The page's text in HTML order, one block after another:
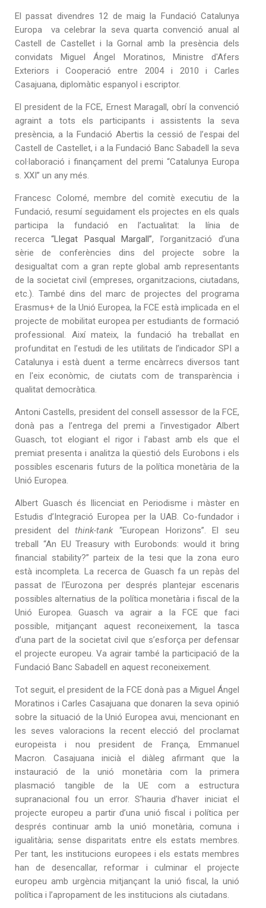
El passat divendres 12 de maig la Fundació Catalunya
Europa va celebrar la seva quarta convenció anual al
Castell de Castellet i la Gornal amb la presència dels
convidats Miguel Ángel Moratinos, Ministre d'Afers
Exteriors i Cooperació entre 2004 i 2010 i Carles
Casajuana, diplomàtic espanyol i escriptor.
El president de la FCE, Ernest Maragall, obrí la convenció
agraint a tots els participants i assistents la seva
presència, a la Fundació Abertis la cessió de l’espai del
Castell de Castellet, i a la Fundació Banc Sabadell la seva
col·laboració i finançament del premi “Catalunya Europa
s. XXI” un any més.
Francesc Colomé, membre del comitè executiu de la
Fundació, resumí seguidament els projectes en els quals
participa la fundació en l’actualitat: la línia de
recerca “Llegat Pasqual Margall”, l’organització d’una
sèrie de conferències dins del projecte sobre la
desigualtat com a gran repte global amb representants
de la societat civil (empreses, organitzacions, ciutadans,
etc.). També dins del marc de projectes del programa
Erasmus+ de la Unió Europea, la FCE està implicada en el
projecte de mobilitat europea per estudiants de formació
professional. Així mateix, la fundació ha treballat en
profunditat en l’estudi de les utilitats de l’indicador SPI a
Catalunya i està duent a terme encàrrecs diversos tant
en l'eix econòmic, de ciutats com de transparència i
qualitat democràtica.
Antoni Castells, president del consell assessor de la FCE,
donà pas a l’entrega del premi a l’investigador Albert
Guasch, tot elogiant el rigor i l’abast amb els que el
premiat presenta i analitza la qüestió dels Eurobons i els
possibles escenaris futurs de la política monetària de la
Unió Europea.
Albert Guasch és llicenciat en Periodisme i màster en
Estudis d’Integració Europea per la UAB. Co-fundador i
president delthink-tank“European Horizons”. El seu
treball “An EU Treasury with Eurobonds: would it bring
financial stability?” parteix de la tesi que la zona euro
està incompleta. La recerca de Guasch fa un repàs del
passat de l’Eurozona per després plantejar escenaris
possibles alternatius de la política monetària i fiscal de la
Unió Europea. Guasch va agrair a la FCE que faci
possible, mitjançant aquest reconeixement, la tasca
d’una part de la societat civil que s’esforça per defensar
el projecte europeu. Va agrair també la participació de la
Fundació Banc Sabadell en aquest reconeixement.
Tot seguit, el president de la FCE donà pas a Miguel Ángel
Moratinos i Carles Casajuana que donaren la seva opinió
sobre la situació de la Unió Europea avui, mencionant en
les seves valoracions la recent elecció del proclamat
europeista i nou president de França, Emmanuel
Macron. Casajuana inicià el diàleg afirmant que la
instauració de la unió monetària com la primera
plasmació tangible de la UE com a estructura
supranacional fou un error. S’hauria d’haver iniciat el
projecte europeu a partir d’una unió fiscal i política per
després continuar amb la unió monetària, comuna i
igualitària; sense disparitats entre els estats membres.
Per tant, les institucions europees i els estats membres
han de desencallar, reformar i culminar el projecte
europeu amb urgència mitjançant la unió fiscal, la unió
política i l’apropament de les institucions als ciutadans.